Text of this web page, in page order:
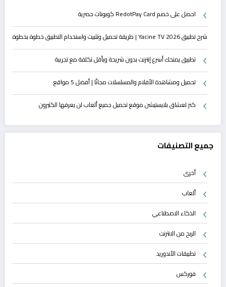
احصل على خصم RedotPay Card كوبونات حصرية
شرح تطبيق Yacine TV 2026 | طريقة تحميل وتثبيت واستخدام التطبيق خطوة بخطوة
تطبيق يمنحك أسرع إنترنت بدون شريحة وبأقل تكلفة مع تجريبة
تحميل ومشاهدة الأفلام والمسلسلات مجانًا | أفضل 5 مواقع
كنز لعشاق بلايستيشن موقع تحميل جميع ألعاب لن يعرفها الكثيرون
جميع التصنيفات
أخرى
ألعاب
الذكاء الاصطناعي
الربح من الانترنت
تطبيقات الأندوريد
فوركس